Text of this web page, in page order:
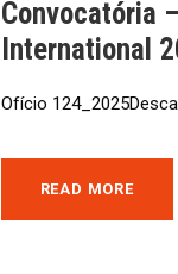
Convocatória
International
Ofício
READ MORE